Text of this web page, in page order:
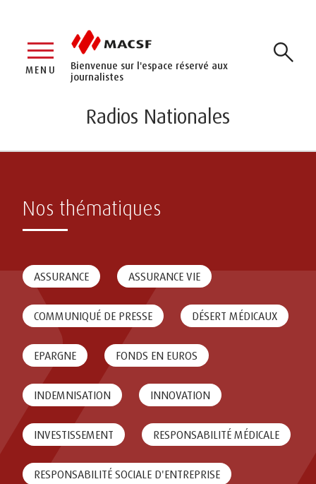
Bienvenue sur l'espace réservé aux
journalistes
MENU
Radios Nationales
Nos thématiques
ASSURANCE ASSURANCE VIE
COMMUNIQUÉ DE PRESSE DÉSERT MÉDICAUX
EPARGNE FONDS EN EUROS
INDEMNISATION INNOVATION
INVESTISSEMENT RESPONSABILITÉ MÉDICALE
RESPONSABILITÉ SOCIALE D'ENTREPRISE